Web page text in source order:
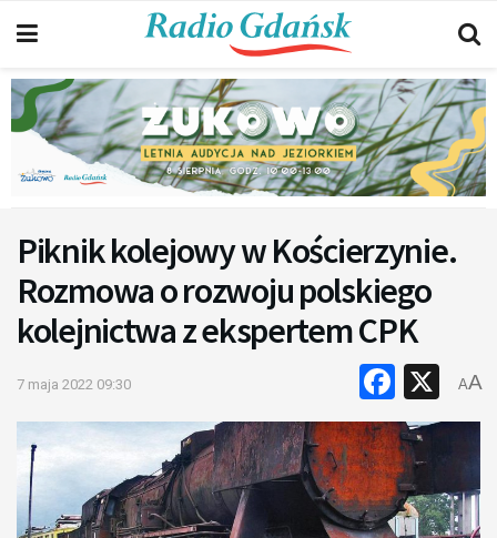
Piknik kolejowy w Kościerzynie.
Rozmowa o rozwoju polskiego
kolejnictwa z ekspertem CPK
7 maja 2022 09:30 X
AA